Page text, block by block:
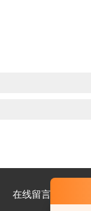
在线留言